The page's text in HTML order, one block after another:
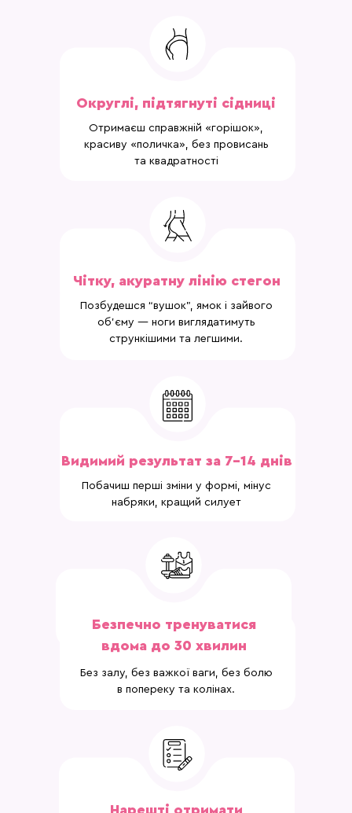
Побачиш перші зміни у формі, мінус
набряки, кращий силует
Видимий результат за 7–14 днів
Чітку, акуратну лінію стегон
Позбудешся “вушок”, ямок і зайвого
об’єму — ноги виглядатимуть
стрункішими та легшими.
Округлі, підтягнуті сідниці
Отримаєш справжній «горішок»,
красиву «поличка», без провисань
та квадратності
Нарешті отримати
Безпечно тренуватися
вдома до 30 хвилин
Без залу, без важкої ваги, без болю
в попереку та колінах.